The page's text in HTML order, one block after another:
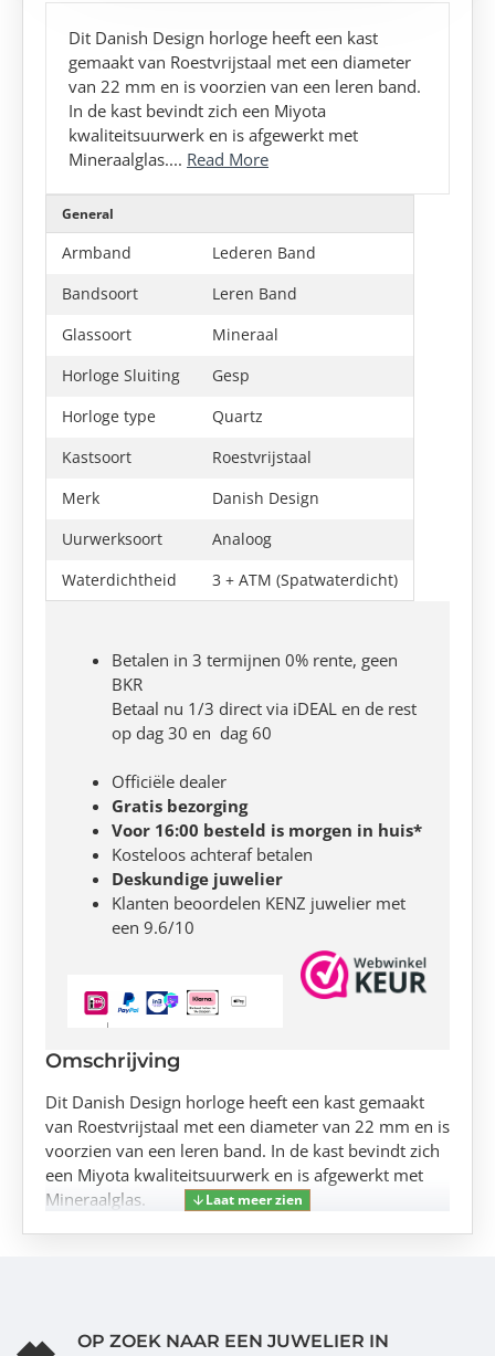
Dit Danish Design horloge heeft een kast
gemaakt van Roestvrijstaal met een diameter
van 22 mm en is voorzien van een leren band.
In de kast bevindt zich een Miyota
kwaliteitsuurwerk en is afgewerkt met
Mineraalglas.... Read More
General
Armband
Lederen Band
Bandsoort
Leren Band
Glassoort
Mineraal
Horloge Sluiting
Gesp
Horloge type
Quartz
Kastsoort
Roestvrijstaal
Merk
Danish Design
Uurwerksoort
Analoog
Waterdichtheid
3 + ATM (Spatwaterdicht)
Betalen in 3 termijnen 0% rente, geen
BKR
Betaal nu 1/3 direct via iDEAL en de rest
op dag 30 en dag 60
Officiële dealer
Gratis bezorging
Voor 16:00 besteld is morgen in huis*
Kosteloos achteraf betalen
Deskundige juwelier
Klanten beoordelen KENZ juwelier met
een 9.6/10
Omschrijving
Dit Danish Design horloge heeft een kast gemaakt
van Roestvrijstaal met een diameter van 22 mm en is
voorzien van een leren band. In de kast bevindt zich
een Miyota kwaliteitsuurwerk en is afgewerkt met
Mineraalglas.
OP ZOEK NAAR EEN JUWELIER IN